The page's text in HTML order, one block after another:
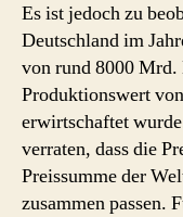
Es ist jedoch zu
Deutschland im
von rund 8000
Produktionswert
erwirtschaftet
verraten, dass die
Preissumme der
zusammen passen.